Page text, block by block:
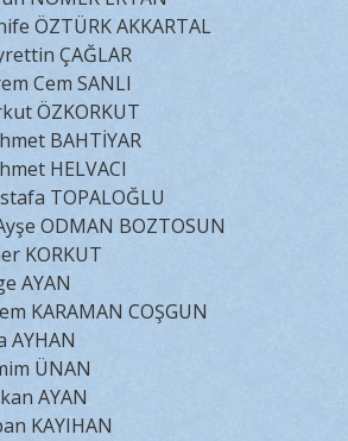
ÖZTÜRK AKKARTAL
ÇAĞLAR
Cem SANLI
ÖZKORKUT
BAHTİYAR
HELVACI
TOPALOĞLU
ODMAN BOZTOSUN
KORKUT
AYAN
KARAMAN COŞGUN
AYHAN
ÜNAN
AYAN
KAYIHAN